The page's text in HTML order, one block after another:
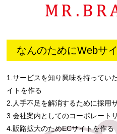
なんのためにWebサ
1.サービスを知り興味を持ってい
イトを作る
2.人手不足を解消するために採用
3.会社案内としてのコーポレート
4.販路拡大のためECサイトを作る